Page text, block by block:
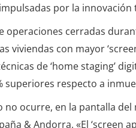
por la
operaciones cerradas
viviendas con mayor
de ‘home staging’
superiores respecto a
no ocurre, en la pantalla
& Andorra. «El ‘screen